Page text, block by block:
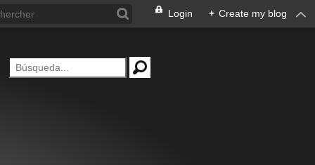
Login + Create my blog